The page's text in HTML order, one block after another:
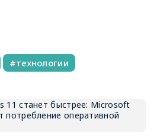
технологии
11 станет быстрее: Microsoft
потребление оперативной